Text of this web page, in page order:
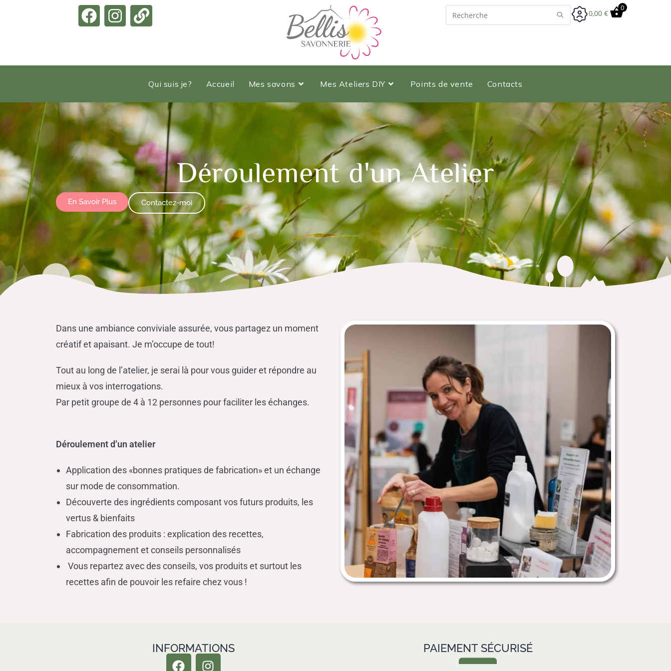
0,00 €
0
Qui suis je? Accueil Mes savons Mes Ateliers DIY Points de vente Contacts
Déroulement d'un Atelier
En Savoir Plus Contactez-moi
Dans une ambiance conviviale assurée, vous partagez un moment
créatif et apaisant. Je m’occupe de tout!
Tout au long de l’atelier, je serai là pour vous guider et répondre au
mieux à vos interrogations.
Par petit groupe de 4 à 12 personnes pour faciliter les échanges.
Déroulement d’un atelier
Application des «bonnes pratiques de fabrication» et un échange
sur mode de consommation.
Découverte des ingrédients composant vos futurs produits, les
vertus & bienfaits
Fabrication des produits : explication des recettes,
accompagnement et conseils personnalisés
Vous repartez avec des conseils, vos produits et surtout les
recettes afin de pouvoir les refaire chez vous !
INFORMATIONS PAIEMENT SÉCURISÉ